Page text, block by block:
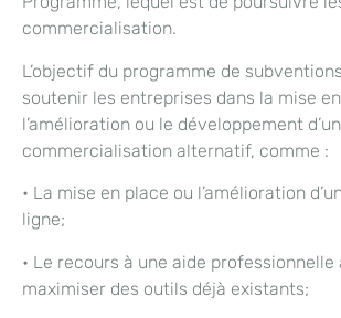
commercialisation.
L’objectif du programme de
soutenir les entreprises dans la mise
l’amélioration ou le développement
commercialisation alternatif, comme :
• La mise en place ou l’amélioration
ligne;
• Le recours à une aide professionnelle
maximiser des outils déjà existants;